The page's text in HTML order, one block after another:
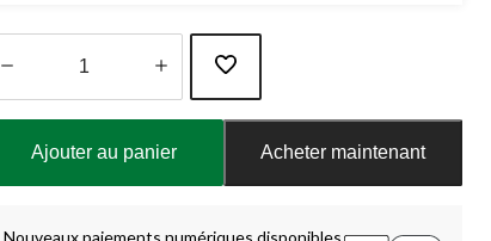
Ajouter au panier Acheter maintenant
Nouveaux paiements numériques disponibles